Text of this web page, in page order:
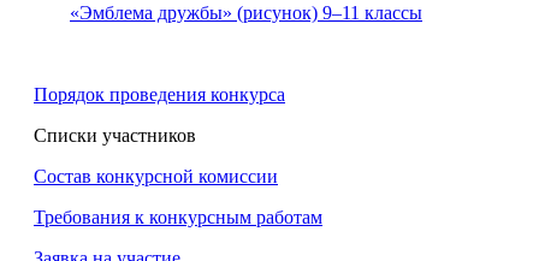
«Эмблема дружбы» (рисунок) 9‒11 классы
Порядок проведения конкурса
Списки участников
Состав конкурсной комиссии
Требования к конкурсным работам